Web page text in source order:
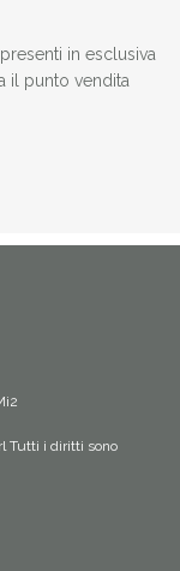
in esclusiva
il punto vendita
Tutti i diritti sono